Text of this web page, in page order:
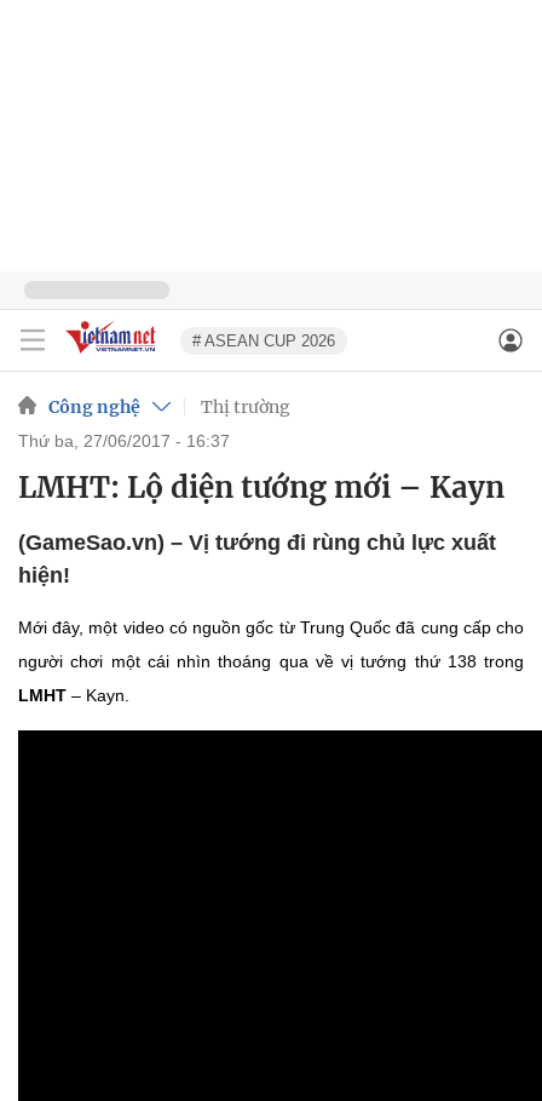
# ASEAN CUP 2026
Công nghệ Thị trường
thứ ba, 27/06/2017 - 16:37
LMHT: Lộ diện tướng mới – Kayn
(GameSao.vn) – Vị tướng đi rùng chủ lực xuất
hiện!
Mới đây, một video có nguồn gốc từ Trung Quốc đã cung cấp cho
người chơi một cái nhìn thoáng qua về vị tướng thứ 138 trong
LMHT – Kayn.